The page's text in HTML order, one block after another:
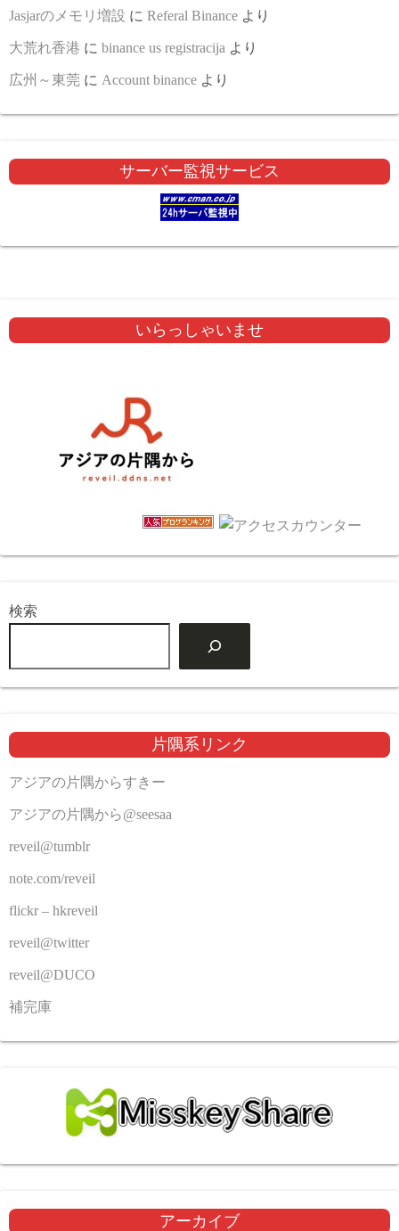
Jasjarのメモリ増設 に Referal Binance より
大荒れ香港 に binance us registracija より
広州～東莞 に Account binance より
サーバー監視サービス
いらっしゃいませ
検索
片隅系リンク
アジアの片隅からすきー
アジアの片隅から@seesaa
reveil@tumblr
note.com/reveil
flickr – hkreveil
reveil@twitter
reveil@DUCO
補完庫
アーカイブ